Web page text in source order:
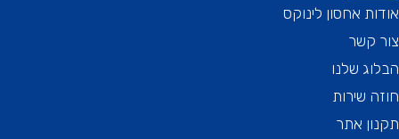
אחסון לינוקס
קשר
שלנו
שירות
אתר